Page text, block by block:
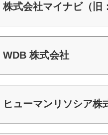
株式会社マイナビ（旧
WDB 株式会社
ヒューマンリソシア株